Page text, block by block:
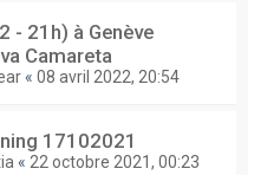
- 21h) à Genève
Camareta
« 08 avril 2022, 20:54
17102021
« 22 octobre 2021, 00:23